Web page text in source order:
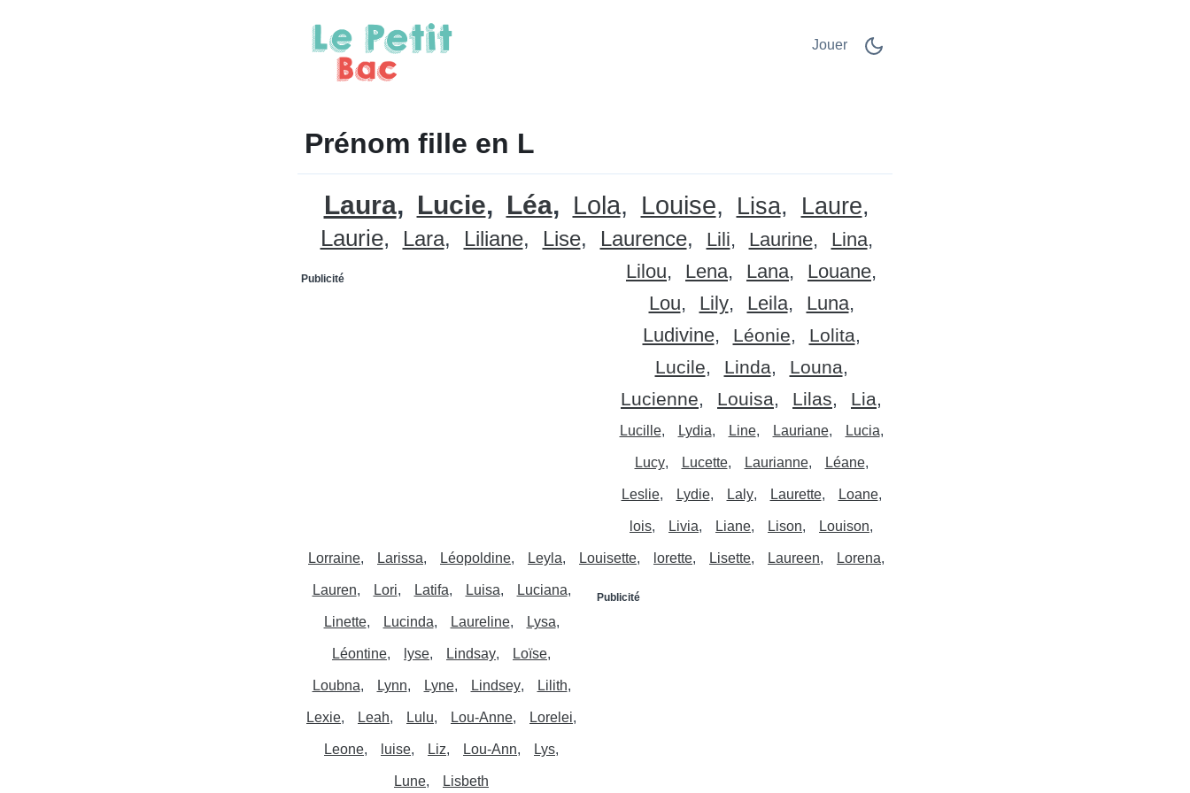
Jouer
Prénom fille en L
Laura Lucie Léa Lola Louise Lisa Laure
Laurie Lara Liliane Lise Laurence Lili Laurine Lina
Publicité Lilou Lena Lana
Louane
Lou
Lily Leila
Luna
Ludivine
Léonie
Lolita
Lucile
Linda
Louna
Lucienne
Louisa Lilas Lia
Lucille Lydia Line Lauriane Lucia
Lucy Lucette Laurianne Léane
Leslie Lydie Laly Laurette Loane
lois Livia Liane Lison Louison
Lorraine Larissa Léopoldine Leyla Louisette lorette Lisette Laureen
Publicité
Lorena
Lauren Lori Latifa Luisa Luciana
Linette Lucinda Laureline Lysa
Léontine lyse Lindsay Loïse
Loubna Lynn Lyne Lindsey Lilith
Lexie Leah Lulu Lou-Anne Lorelei
Leone luise Liz Lou-Ann Lys
Lune Lisbeth